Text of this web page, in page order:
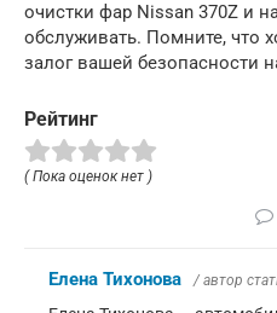
очистки фар Nissan 370Z и
обслуживать. Помните, что
залог вашей безопасности
Рейтинг
( Пока оценок нет )
Елена Тихонова / автор